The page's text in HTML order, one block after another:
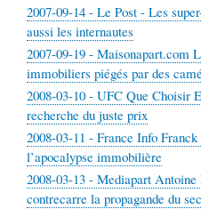
2007-09-14 - Le Post - Les
aussi les internautes
2007-09-19 - Maisonapart.com
immobiliers piégés par des
2008-03-10 - UFC Que Choisir
recherche du juste prix
2008-03-11 - France Info
l’apocalypse immobilière
2008-03-13 - Mediapart
contrecarre la propagande du